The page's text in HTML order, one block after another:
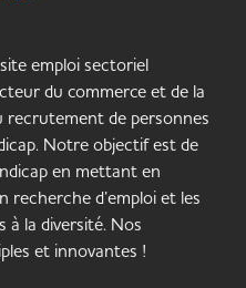
emploi sectoriel
du commerce et de la
recrutement de personnes
Notre objectif est de
en mettant en
recherche d’emploi et les
à la diversité. Nos
et innovantes !